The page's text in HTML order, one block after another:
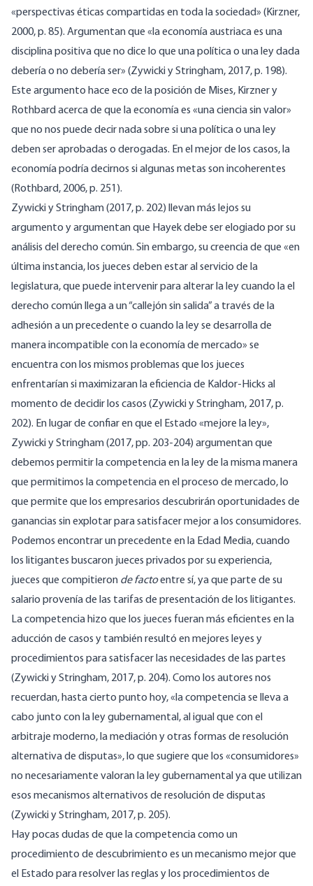
«perspectivas éticas compartidas en toda la sociedad» (Kirzner,
2000, p. 85). Argumentan que «la economía austriaca es una
disciplina positiva que no dice lo que una política o una ley dada
debería o no debería ser» (Zywicki y Stringham, 2017, p. 198).
Este argumento hace eco de la posición de Mises, Kirzner y
Rothbard acerca de que la economía es «una ciencia sin valor»
que no nos puede decir nada sobre si una política o una ley
deben ser aprobadas o derogadas. En el mejor de los casos, la
economía podría decirnos si algunas metas son incoherentes
(Rothbard, 2006, p. 251).
Zywicki y Stringham (2017, p. 202) llevan más lejos su
argumento y argumentan que Hayek debe ser elogiado por su
análisis del derecho común. Sin embargo, su creencia de que «en
última instancia, los jueces deben estar al servicio de la
legislatura, que puede intervenir para alterar la ley cuando la el
derecho común llega a un “callejón sin salida” a través de la
adhesión a un precedente o cuando la ley se desarrolla de
manera incompatible con la economía de mercado» se
encuentra con los mismos problemas que los jueces
enfrentarían si maximizaran la eficiencia de Kaldor-Hicks al
momento de decidir los casos (Zywicki y Stringham, 2017, p.
202). En lugar de confiar en que el Estado «mejore la ley»,
Zywicki y Stringham (2017, pp. 203-204) argumentan que
debemos permitir la competencia en la ley de la misma manera
que permitimos la competencia en el proceso de mercado, lo
que permite que los empresarios descubrirán oportunidades de
ganancias sin explotar para satisfacer mejor a los consumidores.
Podemos encontrar un precedente en la Edad Media, cuando
los litigantes buscaron jueces privados por su experiencia,
jueces que compitieron de factoentre sí, ya que parte de su
salario provenía de las tarifas de presentación de los litigantes.
La competencia hizo que los jueces fueran más eficientes en la
aducción de casos y también resultó en mejores leyes y
procedimientos para satisfacer las necesidades de las partes
(Zywicki y Stringham, 2017, p. 204). Como los autores nos
recuerdan, hasta cierto punto hoy, «la competencia se lleva a
cabo junto con la ley gubernamental, al igual que con el
arbitraje moderno, la mediación y otras formas de resolución
alternativa de disputas», lo que sugiere que los «consumidores»
no necesariamente valoran la ley gubernamental ya que utilizan
esos mecanismos alternativos de resolución de disputas
(Zywicki y Stringham, 2017, p. 205).
Hay pocas dudas de que la competencia como un
procedimiento de descubrimiento es un mecanismo mejor que
el Estado para resolver las reglas y los procedimientos de